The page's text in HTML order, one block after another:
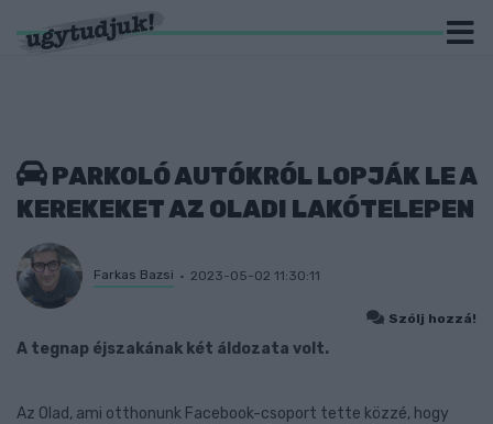
PARKOLÓ AUTÓKRÓL LOPJÁK LE A
KEREKEKET AZ OLADI LAKÓTELEPEN
Farkas Bazsi 2023-05-02 11:30:11
Szólj hozzá!
A tegnap éjszakának két áldozata volt.
Az Olad, ami otthonunk Facebook-csoport tette közzé, hogy